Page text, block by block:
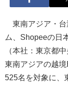
東南アジア・台
ム、Shopeeの日
（本社：東京都
東南アジアの越
525名を対象に、